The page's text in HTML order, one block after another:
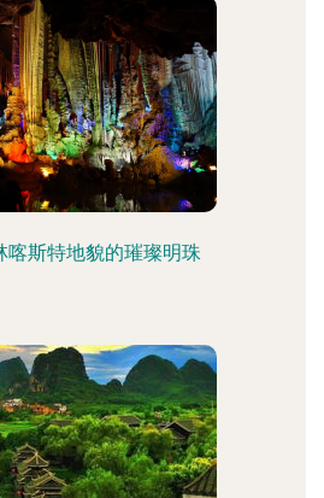
喀斯特地貌的璀璨明珠